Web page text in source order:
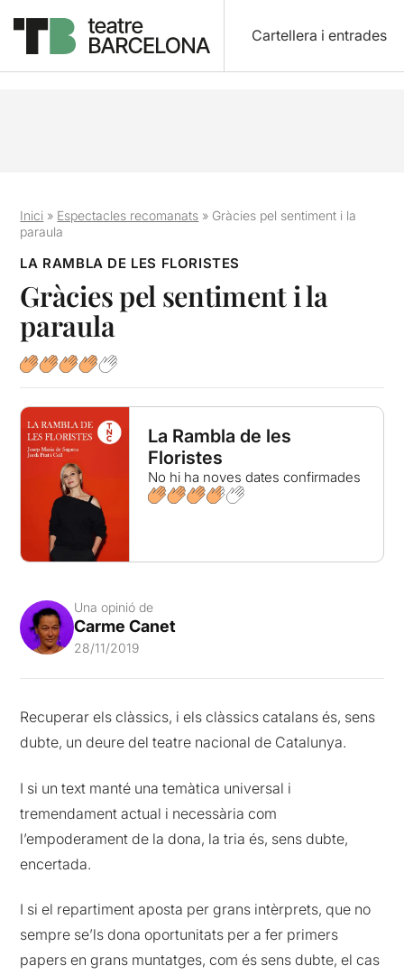
Cartellera i entrades
Inici » Espectacles recomanats » Gràcies pel sentiment i la
paraula
LA RAMBLA DE LES FLORISTES
Gràcies pel sentiment i la
paraula
La Rambla de les
Floristes
No hi ha noves dates confirmades
Una opinió de
Carme Canet
28/11/2019
Recuperar els clàssics, i els clàssics catalans és, sens
dubte, un deure del teatre nacional de Catalunya.
I si un text manté una temàtica universal i
tremendament actual i necessària com
l’empoderament de la dona, la tria és, sens dubte,
encertada.
I si el repartiment aposta per grans intèrprets, que no
sempre se’ls dona oportunitats per a fer primers
papers en grans muntatges, com és sens dubte, el cas